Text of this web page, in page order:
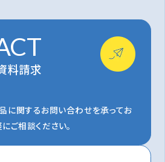
料請求
に関するお問い合わせを承ってお
ご相談ください。